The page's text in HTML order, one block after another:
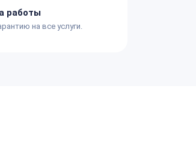
работы
на все услуги.